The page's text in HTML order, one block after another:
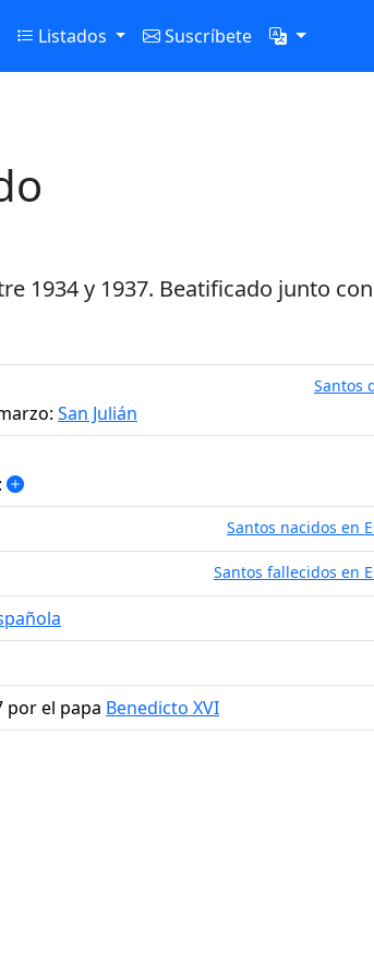
Listados Suscríbete
1934 y 1937. Beatificado junto
Santos
San Julián
Santos nacidos en
Santos fallecidos en
por el papa Benedicto XVI